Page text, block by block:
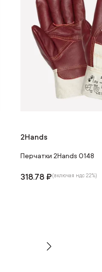
2Hands
Перчатки 2Hands 0148
318.78 ₽(включая ндс 22%)